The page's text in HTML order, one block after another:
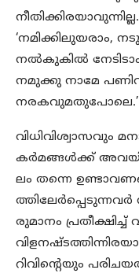
‘നമിക്കിലുയരാം,
നൽകുകിൽ
നമുക്കു നാമേ
നരകവുമതുപോലെ.’
വിധിവിശ്വാസവും
കർമങ്ങൾക്ക്
ലം തന്നെ
രുമാനം
റിവിന്റെയും